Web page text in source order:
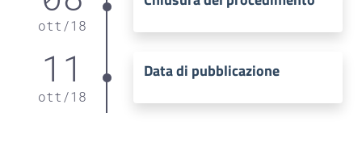
ott /18
11
ott /18
Data di pubblicazione